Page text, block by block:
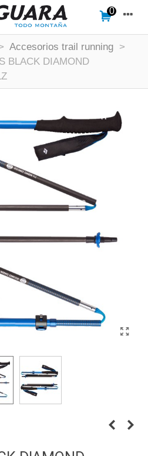
0
Accesorios trail running >
BLACK DIAMOND